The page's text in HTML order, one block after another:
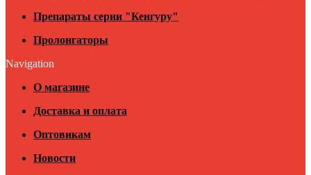
Препараты серии "Кенгуру"
Пролонгаторы
Navigation
О магазине
Доставка и оплата
Оптовикам
Новости